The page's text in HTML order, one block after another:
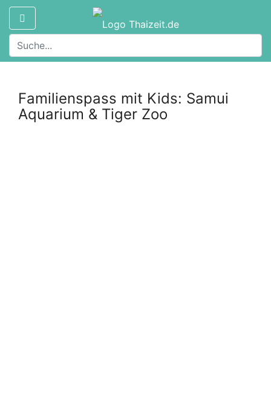
Familienspass mit Kids: Samui
Aquarium & Tiger Zoo